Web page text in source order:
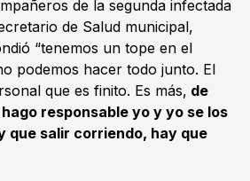
de la segunda infectada
de Salud municipal,
“tenemos un tope en el
podemos hacer todo junto. El
que es finito. Es más, de
responsable yo y yo se los
que salir corriendo, hay que